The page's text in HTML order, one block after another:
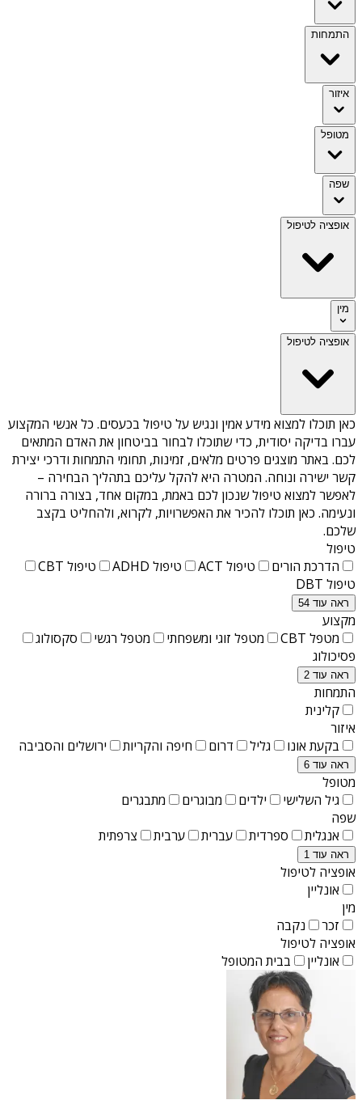
התמחות
איזור
מטופל
שפה
אופציה לטיפול
מין
אופציה לטיפול
כאן תוכלו למצוא מידע אמין ונגיש על טיפול בכעסים. כל אנשי המקצוע
עברו בדיקה יסודית, כדי שתוכלו לבחור בביטחון את האדם המתאים
לכם. באתר מוצגים פרטים מלאים, זמינות, תחומי התמחות ודרכי יצירת
קשר ישירה ונוחה. המטרה היא להקל עליכם בתהליך הבחירה –
לאפשר למצוא טיפול שנכון לכם באמת, במקום אחד, בצורה ברורה
ונעימה. כאן תוכלו להכיר את האפשרויות, לקרוא, ולהחליט בקצב
שלכם.
טיפול
הדרכת הורים
טיפול ACT טיפול ADHD
טיפול CBT
טיפול DBT
ראה עוד 54
מקצוע
מטפל CBT
מטפל זוגי ומשפחתי מטפל רגשי
סקסולוג
פסיכולוג
ראה עוד 2
התמחות
קלינית
איזור
בקעת אונו
גליל דרום חיפה והקריות ירושלים והסביבה
ראה עוד 6
מטופל
גיל השלישי
ילדים מבוגרים
מתבגרים
שפה
אנגלית
ספרדית עברית ערבית צרפתית
ראה עוד 1
אופציה לטיפול
אונליין
מין
זכר
נקבה
אופציה לטיפול
אונליין
בבית המטופל